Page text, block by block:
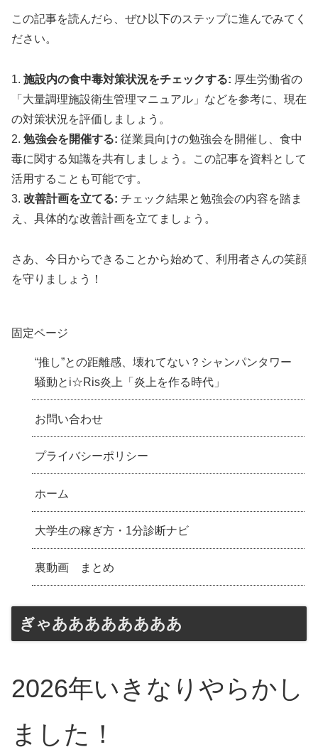
この記事を読んだら、ぜひ以下のステップに進んでみてく
ださい。
1. 施設内の食中毒対策状況をチェックする: 厚生労働省の
「大量調理施設衛生管理マニュアル」などを参考に、現在
の対策状況を評価しましょう。
2. 勉強会を開催する: 従業員向けの勉強会を開催し、食中
毒に関する知識を共有しましょう。この記事を資料として
活用することも可能です。
3. 改善計画を立てる: チェック結果と勉強会の内容を踏ま
え、具体的な改善計画を立てましょう。
さあ、今日からできることから始めて、利用者さんの笑顔
を守りましょう！
固定ページ
“推し”との距離感、壊れてない？シャンパンタワー
騒動とi☆Ris炎上「炎上を作る時代」
お問い合わせ
プライバシーポリシー
ホーム
大学生の稼ぎ方・1分診断ナビ
裏動画 まとめ
ぎゃああああああああ
2026年いきなりやらかし
ました！